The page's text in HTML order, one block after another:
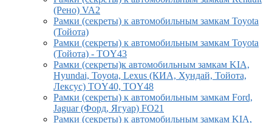
(Рено) VA2
Рамки (секреты) к автомобильным замкам Toyota
(Тойота)
Рамки (секреты) к автомобильным замкам Toyota
(Тойота) - TOY43
Рамки (секреты)к автомобильным замкам KIA,
Hyundai, Toyota, Lexus (КИА, Хундай, Тойота,
Лексус) TOY40, TOY48
Рамки (секреты) к автомобильным замкам Ford,
Jaguar (Форд, Ягуар) FO21
Рамки (секреты) к автомобильным замкам KIA,